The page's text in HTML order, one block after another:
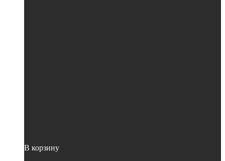
В корзину